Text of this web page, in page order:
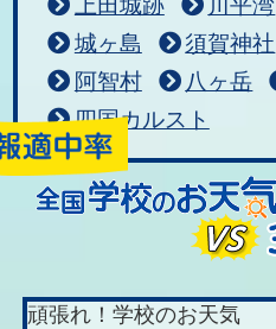
上田城跡
川平湾
城ヶ島
須賀神社
阿智村
八ヶ岳
四国カルスト
頑張れ！学校のお天気